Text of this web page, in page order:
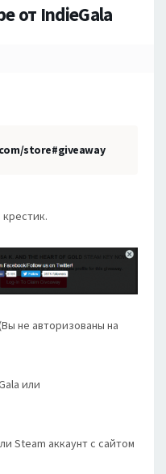
от IndieGala
store#giveaway
не авторизованы на
или
Steam аккаунт с сайтом